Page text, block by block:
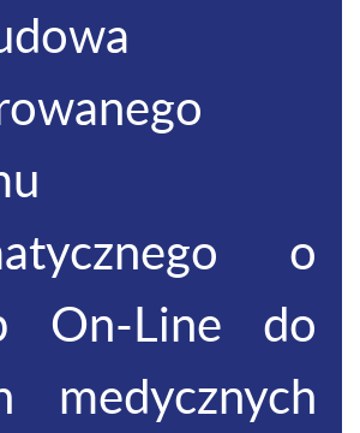
o
On-Line do
medycznych